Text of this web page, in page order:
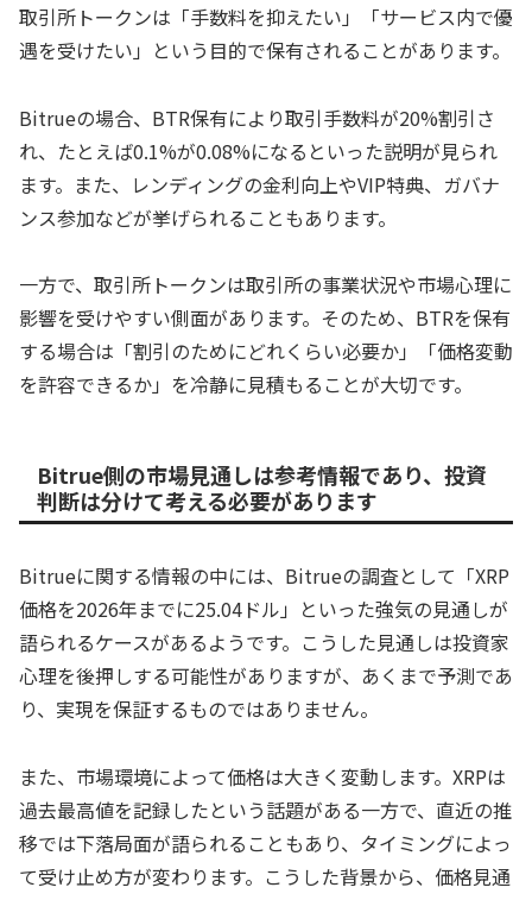
取引所トークンは「手数料を抑えたい」「サービス内で優
遇を受けたい」という目的で保有されることがあります。
Bitrueの場合、BTR保有により取引手数料が20%割引さ
れ、たとえば0.1%が0.08%になるといった説明が見られ
ます。また、レンディングの金利向上やVIP特典、ガバナ
ンス参加などが挙げられることもあります。
一方で、取引所トークンは取引所の事業状況や市場心理に
影響を受けやすい側面があります。そのため、BTRを保有
する場合は「割引のためにどれくらい必要か」「価格変動
を許容できるか」を冷静に見積もることが大切です。
Bitrue側の市場見通しは参考情報であり、投資
判断は分けて考える必要があります
Bitrueに関する情報の中には、Bitrueの調査として「XRP
価格を2026年までに25.04ドル」といった強気の見通しが
語られるケースがあるようです。こうした見通しは投資家
心理を後押しする可能性がありますが、あくまで予測であ
り、実現を保証するものではありません。
また、市場環境によって価格は大きく変動します。XRPは
過去最高値を記録したという話題がある一方で、直近の推
移では下落局面が語られることもあり、タイミングによっ
て受け止め方が変わります。こうした背景から、価格見通